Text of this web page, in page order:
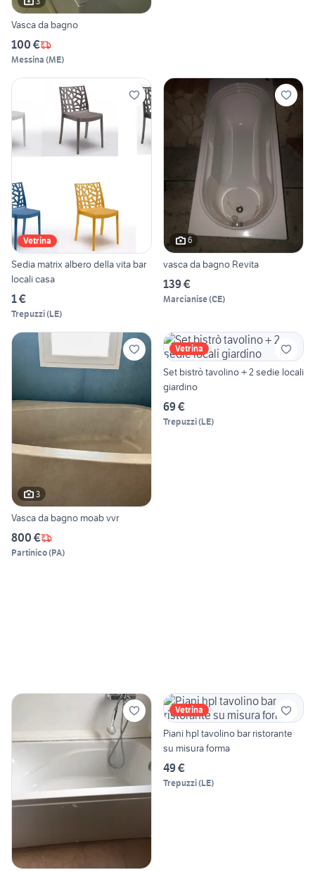
Vasca da bagno
100 €
Messina (ME)
Vetrina
Sedia matrix albero della vita bar
locali casa
1 €
Trepuzzi(LE)
6
vasca da bagno Revita
139 €
Marcianise(CE)
3
Vasca da bagno moab vvr
800 €
Partinico(PA)
Vetrina
Set bistrò tavolino + 2 sedie locali
giardino
69 €
Trepuzzi(LE)
Vetrina
Piani hpl tavolino bar ristorante
su misura forma
49 €
Trepuzzi(LE)